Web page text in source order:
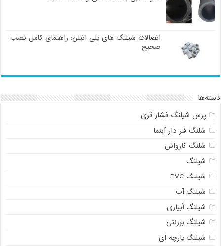
اتصالات شیلنگ های پلی اتیلن: راهنمای کامل نصب
صحیح
دسته‌ها
پرس شیلنگ فشار قوی
شلنگ فنر دار آبنما
شلنگ کارواش
شیلنگ
شیلنگ PVC
شیلنگ آب
شیلنگ آبیاری
شیلنگ برزنتی
شیلنگ پارچه ای